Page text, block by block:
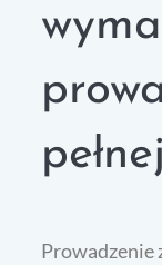
Prowadzenie